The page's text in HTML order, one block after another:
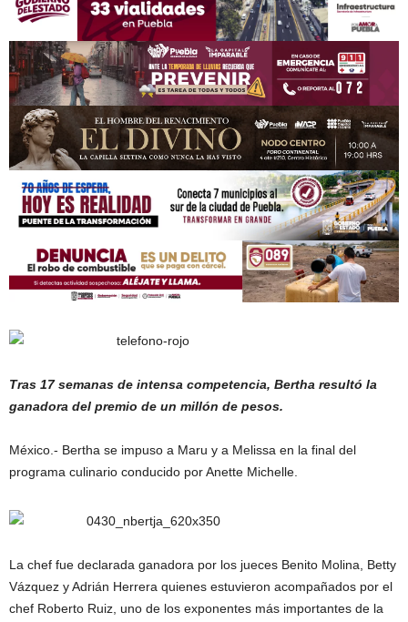
Tras 17 semanas de intensa competencia, Bertha resultó la
ganadora del premio de un millón de pesos.
México.- Bertha se impuso a Maru y a Melissa en la final del
programa culinario conducido por Anette Michelle.
La chef fue declarada ganadora por los jueces Benito Molina, Betty
Vázquez y Adrián Herrera quienes estuvieron acompañados por el
chef Roberto Ruiz, uno de los exponentes más importantes de la